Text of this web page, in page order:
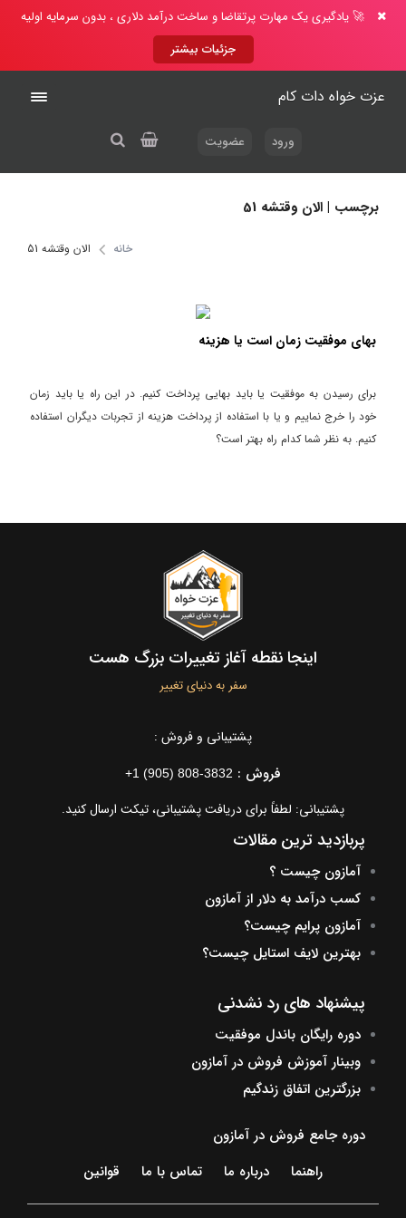
🚀 یادگیری یک مهارت پرتقاضا و ساخت درآمد دلاری ، بدون سرمایه اولیه
جزئیات بیشتر
عزت خواه دات کام
ورود عضویت
برچسب | الان وقتشه 51
خانه الان وقتشه 51
بهای موفقیت زمان است یا هزینه
برای رسیدن به موفقیت یا باید بهایی پرداخت کنیم. در این راه یا باید زمان
خود را خرج نماییم و یا با استفاده از پرداخت هزینه از تجربات دیگران استفاده
کنیم. به نظر شما کدام راه بهتر است؟
اینجا نقطه آغاز تغییرات بزرگ هست
سفر به دنیای تغییر
پشتیبانی و فروش :
فروش : +1 (905) 808-3832
پشتیبانی: لطفاً برای دریافت پشتیبانی، تیکت ارسال کنید.
پربازدید ترین مقالات
آمازون چیست ؟
کسب درآمد به دلار از آمازون
آمازون پرایم چیست؟
بهترین لایف استایل چیست؟
پیشنهاد های رد نشدنی
دوره رایگان باندل موفقیت
وبینار آموزش فروش در آمازون
بزرگترین اتفاق زندگیم
دوره جامع فروش در آمازون
راهنما
درباره ما تماس با ما قوانین